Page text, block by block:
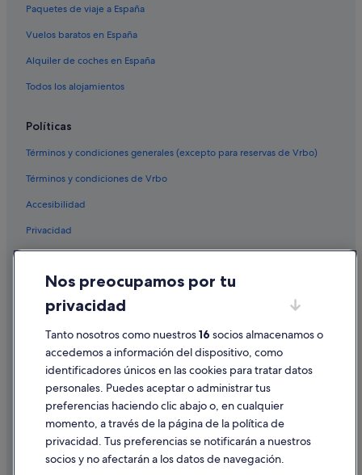
Paquetes de viaje a España
Vuelos baratos en España
Alquiler de coches en España
Todos los alojamientos
Políticas
Términos y condiciones generales (excepto para reservas de Vrbo)
Términos y condiciones de Vrbo
Accesibilidad
Privacidad
Condiciones de uso
Información legal/contacto
Pautas sobre el contenido y cómo denunciar contenido
Ayuda
Cancelar un vuelo
Cancelar una reserva de hotel o de un alquiler vacacional
Nos preocupamos por tu
privacidad
Tanto nosotros como nuestros16 socios almacenamos o
accedemos a información del dispositivo, como
identificadores únicos en las cookies para tratar datos
personales. Puedes aceptar o administrar tus
preferencias haciendo clic abajo o, en cualquier
momento, a través de la página de la política de
privacidad. Tus preferencias se notificarán a nuestros
socios y no afectarán a los datos de navegación.